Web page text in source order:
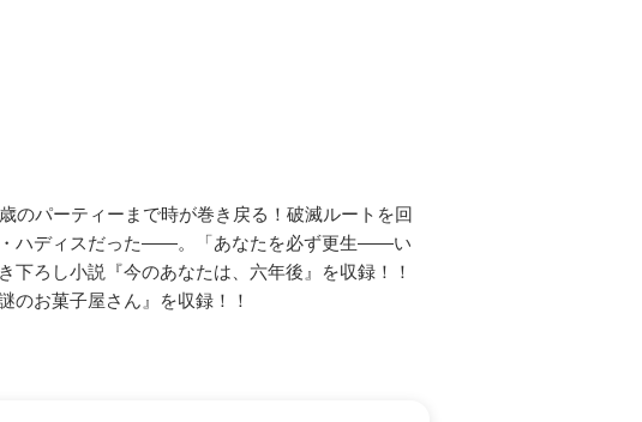
のパーティーまで時が巻き戻る！破滅ルートを回
・ハディスだった――。「あなたを必ず更生――い
ろし小説『今のあなたは、六年後』を収録！！
お菓子屋さん』を収録！！